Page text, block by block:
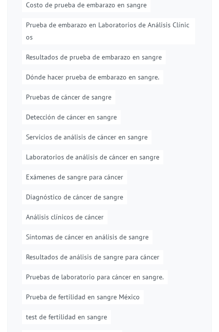
Costo de prueba de embarazo en sangre
Prueba de embarazo en Laboratorios de Análisis Clínic
os
Resultados de prueba de embarazo en sangre
Dónde hacer prueba de embarazo en sangre.
Pruebas de cáncer de sangre
Detección de cáncer en sangre
Servicios de análisis de cáncer en sangre
Laboratorios de análisis de cáncer en sangre
Exámenes de sangre para cáncer
Diagnóstico de cáncer de sangre
Análisis clínicos de cáncer
Síntomas de cáncer en análisis de sangre
Resultados de análisis de sangre para cáncer
Pruebas de laboratorio para cáncer en sangre.
Prueba de fertilidad en sangre México
test de fertilidad en sangre